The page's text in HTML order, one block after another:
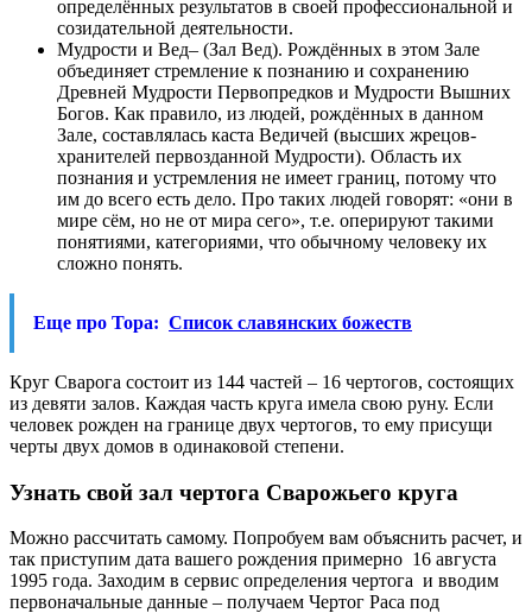
определённых результатов в своей профессиональной и
созидательной деятельности.
Мудрости и Вед– (Зал Вед). Рождённых в этом Зале
объединяет стремление к познанию и сохранению
Древней Мудрости Первопредков и Мудрости Вышних
Богов. Как правило, из людей, рождённых в данном
Зале, составлялась каста Ведичей (высших жрецов-
хранителей первозданной Мудрости). Область их
познания и устремления не имеет границ, потому что
им до всего есть дело. Про таких людей говорят: «они в
мире сём, но не от мира сего», т.е. оперируют такими
понятиями, категориями, что обычному человеку их
сложно понять.
Еще про Тора: Список славянских божеств
Круг Сварога состоит из 144 частей – 16 чертогов, состоящих
из девяти залов. Каждая часть круга имела свою руну. Если
человек рожден на границе двух чертогов, то ему присущи
черты двух домов в одинаковой степени.
Узнать свой зал чертога Сварожьего круга
Можно рассчитать самому. Попробуем вам объяснить расчет, и
так приступим дата вашего рождения примерно 16 августа
1995 года. Заходим в сервис определения чертога и вводим
первоначальные данные – получаем Чертог Раса под